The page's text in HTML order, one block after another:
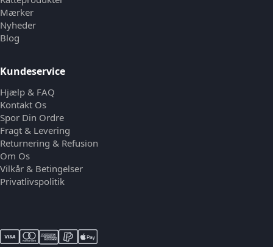
Mærker
Nyheder
Blog
Kundeservice
Hjælp & FAQ
Kontakt Os
Spor Din Ordre
Fragt & Levering
Returnering & Refusion
Om Os
Vilkår & Betingelser
Privatlivspolitik